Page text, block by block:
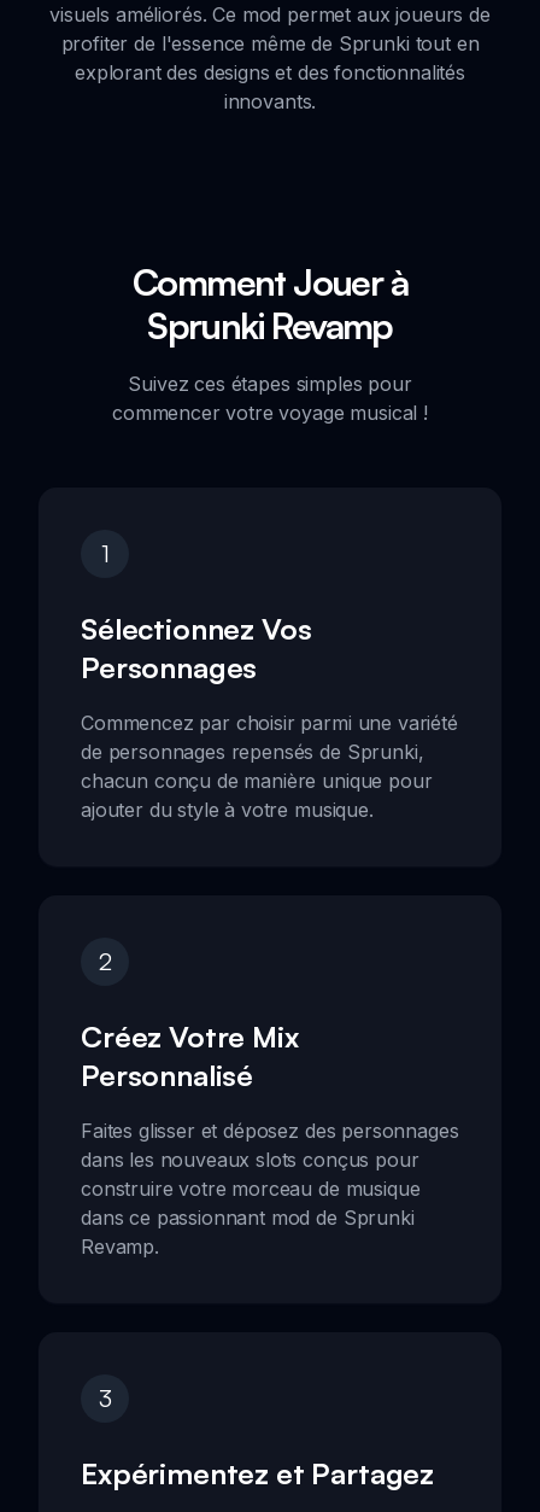
visuels améliorés. Ce mod permet aux joueurs de
profiter de l'essence même de Sprunki tout en
explorant des designs et des fonctionnalités
innovants.
Comment Jouer à
Sprunki Revamp
Suivez ces étapes simples pour
commencer votre voyage musical !
1
Sélectionnez Vos
Personnages
Commencez par choisir parmi une variété
de personnages repensés de Sprunki,
chacun conçu de manière unique pour
ajouter du style à votre musique.
2
Créez Votre Mix
Personnalisé
Faites glisser et déposez des personnages
dans les nouveaux slots conçus pour
construire votre morceau de musique
dans ce passionnant mod de Sprunki
Revamp.
3
Expérimentez et Partagez